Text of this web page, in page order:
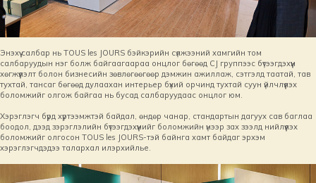
Энэхүү салбар нь TOUS les JOURS бэйкэрийн сүлжээний хамгийн том
салбаруудын нэг болж байгаагаараа онцлог бөгөөд CJ группээс бүтээгдэхүүн
хөгжүүлэлт болон бизнесийн зөвлөгөөгөөр дэмжин ажиллаж, сэтгэлд таатай, тав
тухтай, тансаг бөгөөд дулаахан интерьер бүхий орчинд тухтай суун үйлчлүүлэх
боломжийг олгож байгаа нь бусад салбаруудаас онцлог юм.
Хэрэглэгч бүрд хүртээмжтэй байдал, өндөр чанар, стандартын дагуух сав баглаа
боодол, дээд зэрэглэлийн бүтээгдэхүүнийг боломжийн үнээр зах зээлд нийлүүлэх
боломжийг олгосон TOUS les JOURS-тэй байнга хамт байдаг эрхэм
хэрэглэгчдэдээ талархал илэрхийлье.